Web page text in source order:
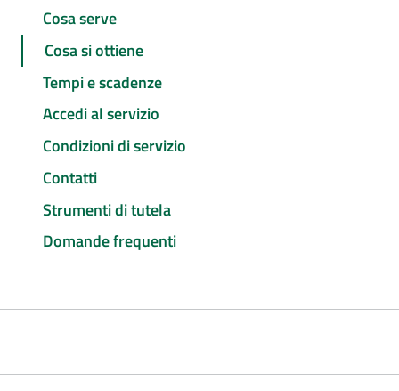
Cosa serve
Cosa si ottiene
Tempi e scadenze
Accedi al servizio
Condizioni di servizio
Contatti
Strumenti di tutela
Domande frequenti